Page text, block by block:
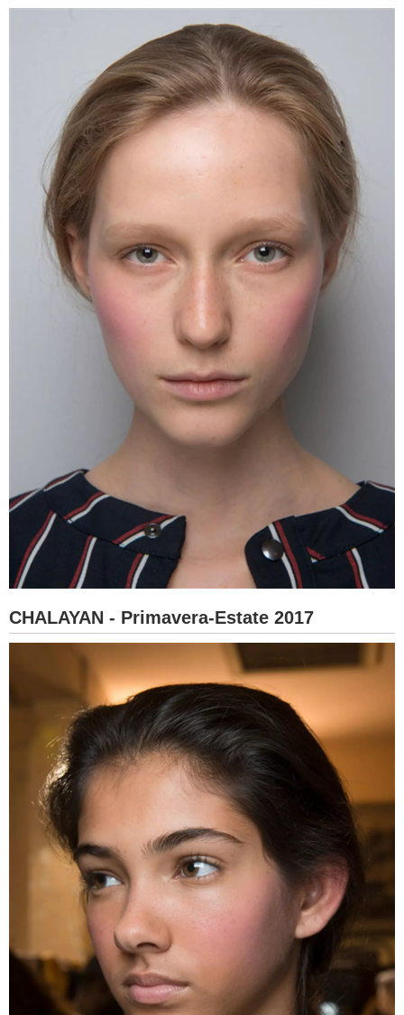
CHALAYAN - Primavera-Estate 2017